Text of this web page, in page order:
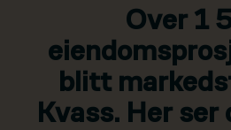
Over 1
blitt
Kvass. Her ser